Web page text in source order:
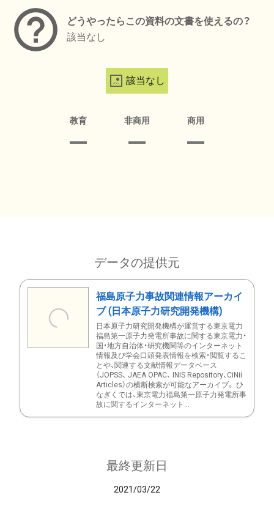
どうやったらこの資料の文書を使えるの？
該当なし
該当なし
教育 非商用 商用
データの提供元
福島原子力事故関連情報アーカイ
ブ (日本原子力研究開発機構)
日本原子力研究開発機構が運営する東京電力
福島第一原子力発電所事故に関する東京電力・
国・地方自治体・研究機関等のインターネット
情報及び学会口頭発表情報を検索・閲覧するこ
とや、関連する文献情報データベース
（JOPSS、 JAEA OPAC、 INIS Repository、CiNii
Articles）の横断検索が可能なアーカイブ。 ひ
なぎくでは、東京電力福島第一原子力発電所事
故に関するインターネット...
最終更新日
2021/03/22